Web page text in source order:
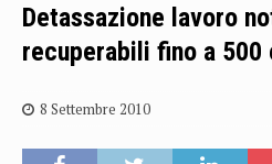
Detassazione lavoro
recuperabili fino a 500
8 Settembre 2010